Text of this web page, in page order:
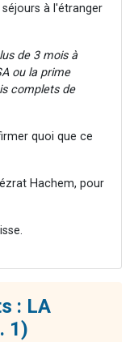
à l'étranger
de 3 mois à
ou la prime
complets de
quoi que ce
Hachem, pour
: LA
1)